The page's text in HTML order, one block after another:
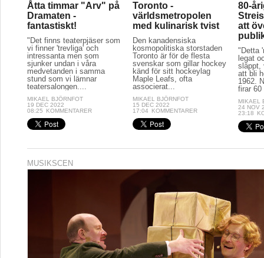
Åtta timmar "Arv" på
Dramaten -
fantastiskt!
"Det finns teaterpjäser som
vi finner 'trevliga' och
intressanta men som
sjunker undan i våra
medvetanden i samma
stund som vi lämnar
teatersalongen....
MIKAEL BJÖRNFOT
19 DEC 2022
08:25
KOMMENTARER
Toronto -
världsmetropolen
med kulinarisk tvist
Den kanadensiska
kosmopolitiska storstaden
Toronto är för de flesta
svenskar som gillar hockey
känd för sitt hockeylag
Maple Leafs, ofta
associerat...
MIKAEL BJÖRNFOT
15 DEC 2022
17:04
KOMMENTARER
80-
att
"Detta
legat
släppt,
att bli
1962.
firar 60
MIKAEL
24 NOV
23:18
MUSIKSCEN